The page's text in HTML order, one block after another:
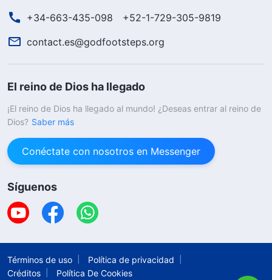
+34-663-435-098
+52-1-729-305-9819
contact.es@godfootsteps.org
El reino de Dios ha llegado
¡El reino de Dios ha llegado al mundo! ¿Deseas entrar al reino de
Dios? Saber más
Conéctate con nosotros en Messenger
Síguenos
Términos de uso
Política de privacidad
Créditos
Política De Cookies